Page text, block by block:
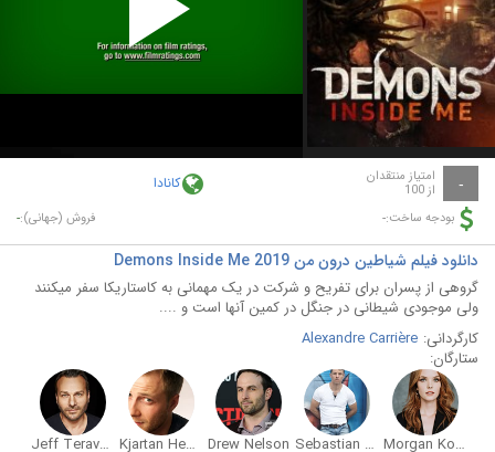
Play
Video
- امتیاز منتقدان
از 100 کانادا
بودجه ساخت:- فروش (جهانی):-
دانلود فیلم شیاطین درون من Demons Inside Me 2019
گروهی از پسران برای تفریح و شرکت در یک مهمانی به کاستاریکا سفر میکنند
ولی موجودی شیطانی در جنگل در کمین آنها است و ....
کارگردانی: Alexandre Carrière
ستارگان:
Morgan Kohan
Sebastian Pigott
Drew Nelson
Kjartan Hewitt
Jeff Teravainen